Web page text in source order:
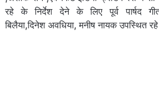
रहे के निर्देश देने के लिए पूर्व पार्षद
बिलैया,दिनेश अवधिया, मनीष नायक उपस्थित